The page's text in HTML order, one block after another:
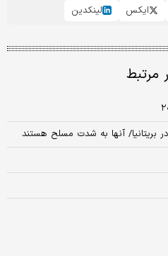
ایکس لینکدین
مرتبط
بریتانیا/ آنها به شدت مسلح هستند